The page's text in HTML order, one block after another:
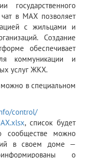
государственного
в МАХ позволяет
с жильцами и
Создание
обеспечивает
коммуникации и
услуг ЖКХ.
можно в специальном
control/
, список будет
сообществе можно
в своем доме —
о